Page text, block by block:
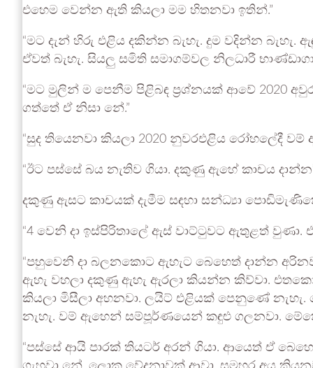
එහෙම වෙන්න ඇති කියලා මම හිතනවා ඉතින්.”
“මට දැන් හිරු එළිය දකින්න බැහැ. දුම වදින්න බැහැ.
ඒවත් බැහැ. සියලු සමිති සමාගම්වල නිලධාරී
“මට මුලින් ම පෙනීම පිළිබඳ ප්‍රශ්නයක් ආවේ 2020
ගත්තේ ඒ නිසා නේ.”
“සුද තියෙනවා කියලා 2020 නුවරඑළිය රෝහලේදී වම්
“ඊට පස්සේ බය නැතිව ගියා. දකුණු ඇහේ කාචය
දකුණු ඇසට කාචයක් දැමීම සඳහා සන්ධ්‍යා
“4 වෙනි දා ඉස්පිරිතාලේ ඇස් වාට්ටුවට ඇතුළත් වුණා.
“පහුවෙනි දා බලනකොට ඇහැට බෙහෙත් දාන්න
ඇහැ වහලා දකුණු ඇහැ ඇරලා කියන්න කිව්වා.
කියලා මිසීලා අහනවා. ලයිට් එළියක් පෙනුණේ
නැහැ. වම් ඇහෙන් සම්පූර්ණයෙන් කඳුළු ගලනවා.
“පස්සේ ආයි පාරක් තියටර් අරන් ගියා. ආයෙත් ඒ